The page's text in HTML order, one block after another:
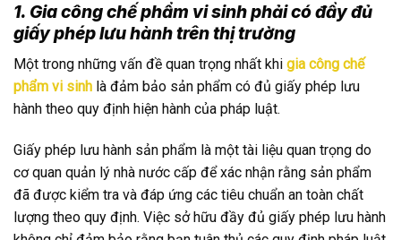
1. Gia công chế phẩm vi sinh phải có đầy đủ
giấy phép lưu hành trên thị trường
Một trong những vấn đề quan trọng nhất khi gia công chế
phẩm vi sinh là đảm bảo sản phẩm có đủ giấy phép lưu
hành theo quy định hiện hành của pháp luật.
Giấy phép lưu hành sản phẩm là một tài liệu quan trọng do
cơ quan quản lý nhà nước cấp để xác nhận rằng sản phẩm
đã được kiểm tra và đáp ứng các tiêu chuẩn an toàn chất
lượng theo quy định. Việc sở hữu đầy đủ giấy phép lưu hành